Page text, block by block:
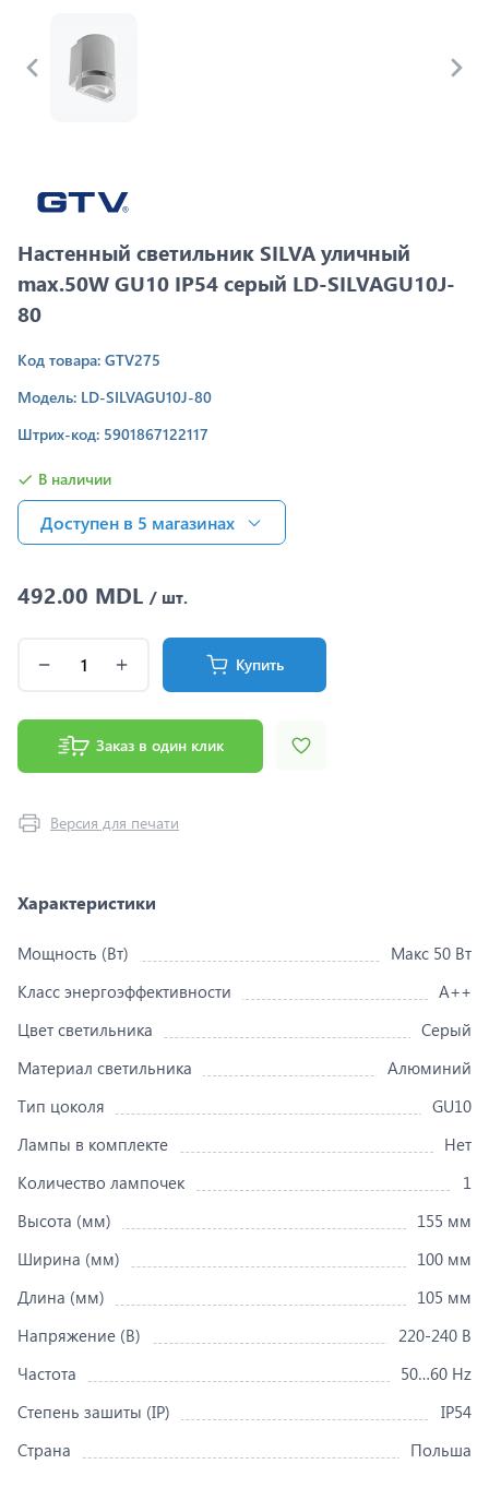
Настенный светильник SILVA уличный
max.50W GU10 IP54 серый LD-SILVAGU10J-
80
Код товара: GTV275
Модель: LD-SILVAGU10J-80
Штрих-код: 5901867122117
В наличии
Доступен в 5 магазинах
492.00 MDL / шт.
Купить
Заказ в один клик
Версия для печати
Характеристики
Мощность (Вт)
Макс 50 Вт
Класс энергоэффективности
A++
Цвет светильника
Серый
Материал светильника
Алюминий
Тип цоколя
GU10
Лампы в комплекте
Нет
Количество лампочек
1
Высота (мм)
155 мм
Ширина (мм)
100 мм
Длина (мм)
105 мм
Напряжение (В)
220-240 В
Частота
50…60 Hz
Степень зашиты (IP)
IP54
Страна
Польша